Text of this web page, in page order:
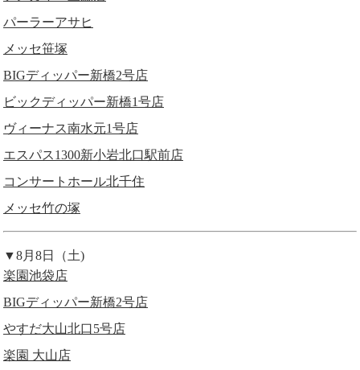
パーラーアサヒ
メッセ笹塚
BIGディッパー新橋2号店
ビックディッパー新橋1号店
ヴィーナス南水元1号店
エスパス1300新小岩北口駅前店
コンサートホール北千住
メッセ竹の塚
▼8月8日（土)
楽園池袋店
BIGディッパー新橋2号店
やすだ大山北口5号店
楽園 大山店